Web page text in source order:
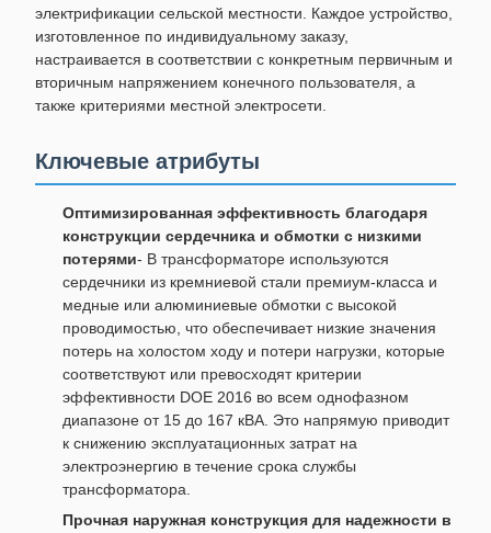
электрификации сельской местности. Каждое устройство,
изготовленное по индивидуальному заказу,
настраивается в соответствии с конкретным первичным и
вторичным напряжением конечного пользователя, а
также критериями местной электросети.
Ключевые атрибуты
Оптимизированная эффективность благодаря
конструкции сердечника и обмотки с низкими
потерями- В трансформаторе используются
сердечники из кремниевой стали премиум-класса и
медные или алюминиевые обмотки с высокой
проводимостью, что обеспечивает низкие значения
потерь на холостом ходу и потери нагрузки, которые
соответствуют или превосходят критерии
эффективности DOE 2016 во всем однофазном
диапазоне от 15 до 167 кВА. Это напрямую приводит
к снижению эксплуатационных затрат на
электроэнергию в течение срока службы
трансформатора.
Прочная наружная конструкция для надежности в